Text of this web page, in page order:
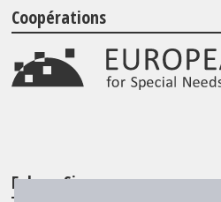
Coopérations
Folgen Sie uns